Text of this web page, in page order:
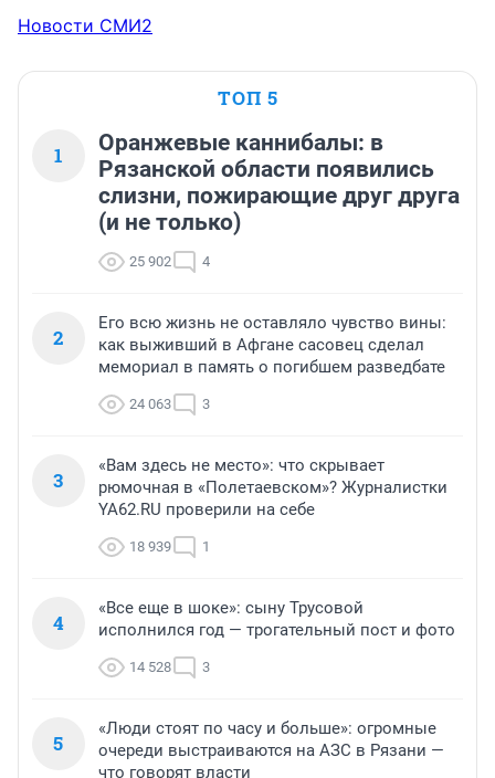
Новости СМИ2
ТОП 5
1
Оранжевые каннибалы: в
Рязанской области появились
слизни, пожирающие друг друга
(и не только)
25 902 4
2
Его всю жизнь не оставляло чувство вины:
как выживший в Афгане сасовец сделал
мемориал в память о погибшем разведбате
24 063 3
3
«Вам здесь не место»: что скрывает
рюмочная в «Полетаевском»? Журналистки
YA62.RU проверили на себе
18 939 1
4
«Все еще в шоке»: сыну Трусовой
исполнился год — трогательный пост и фото
14 528 3
5
«Люди стоят по часу и больше»: огромные
очереди выстраиваются на АЗС в Рязани —
что говорят власти